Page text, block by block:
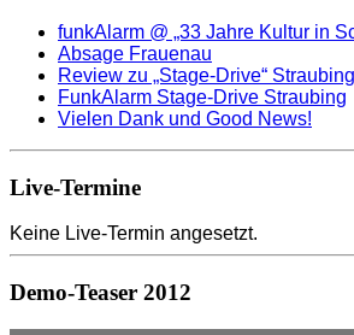
funkAlarm @ „33 Jahre Kultur in
Absage Frauenau
Review zu „Stage-Drive“ Straubing
FunkAlarm Stage-Drive Straubing
Vielen Dank und Good News!
Live-Termine
Keine Live-Termin angesetzt.
Demo-Teaser 2012